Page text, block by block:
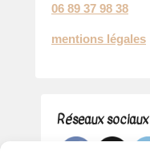
06 89 37 98 38
mentions légales
Réseaux sociaux